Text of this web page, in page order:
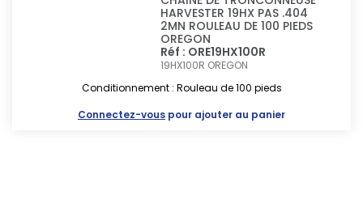
HARVESTER 19HX PAS .404
2MN ROULEAU DE 100 PIEDS
OREGON
Réf : ORE19HX100R
19HX100R OREGON
Conditionnement : Rouleau de 100 pieds
Connectez-vous pour ajouter au panier